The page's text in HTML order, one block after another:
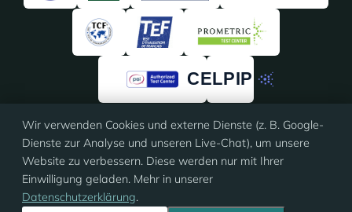
★★★★★★★★★★
4,91/5 · 135 Bewertungen
auf
ProvenExpert
© 2026 Eloquia · ISO 9001 zertifiziert
Wir verwenden Cookies und externe Dienste (z. B. Google-
Dienste zur Analyse und unseren Live-Chat), um unsere
Website zu verbessern. Diese werden nur mit Ihrer
Einwilligung geladen. Mehr in unserer
Datenschutzerklärung.